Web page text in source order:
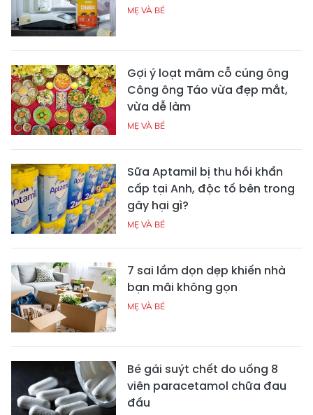
MẸ VÀ BÉ
Gợi ý loạt mâm cỗ cúng ông
Công ông Táo vừa đẹp mắt,
vừa dễ làm
MẸ VÀ BÉ
Sữa Aptamil bị thu hồi khẩn
cấp tại Anh, độc tố bên trong
gây hại gì?
MẸ VÀ BÉ
7 sai lầm dọn dẹp khiến nhà
bạn mãi không gọn
MẸ VÀ BÉ
Bé gái suýt chết do uống 8
viên paracetamol chữa đau
đầu